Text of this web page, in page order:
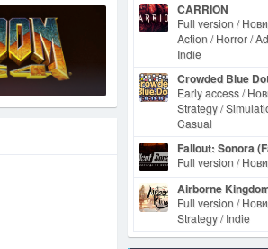
BDSM Big Drunk Satanic
Massacre [v 1.0.39 + 2 DLC]
CARRION
Full version /
Action / Horror /
Indie
Crowded Blue
Early access /
Strategy /
Casual
Fallout: Sonora
Full version /
Airborne
Full version /
Strategy / Indie